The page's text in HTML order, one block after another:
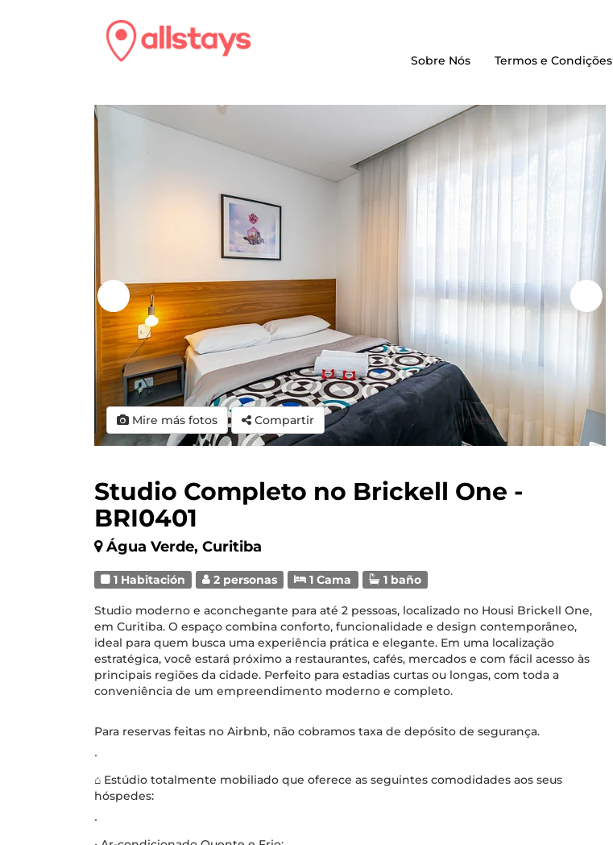
Sobre Nós Termos e Condições
Mire más fotos Compartir
Studio Completo no Brickell One -
BRI0401
Água Verde, Curitiba
1 Habitación 2 personas 1 Cama 1 baño
Studio moderno e aconchegante para até 2 pessoas, localizado no Housi Brickell One,
em Curitiba. O espaço combina conforto, funcionalidade e design contemporâneo,
ideal para quem busca uma experiência prática e elegante. Em uma localização
estratégica, você estará próximo a restaurantes, cafés, mercados e com fácil acesso às
principais regiões da cidade. Perfeito para estadias curtas ou longas, com toda a
conveniência de um empreendimento moderno e completo.
Para reservas feitas no Airbnb, não cobramos taxa de depósito de segurança.
∙
⌂ Estúdio totalmente mobiliado que oferece as seguintes comodidades aos seus
hóspedes:
∙